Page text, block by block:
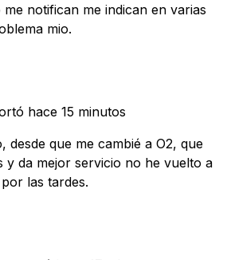
notifican me indican en varias
mio.
hace 15 minutos
desde que me cambié a O2, que
y da mejor servicio no he vuelto a
las tardes.